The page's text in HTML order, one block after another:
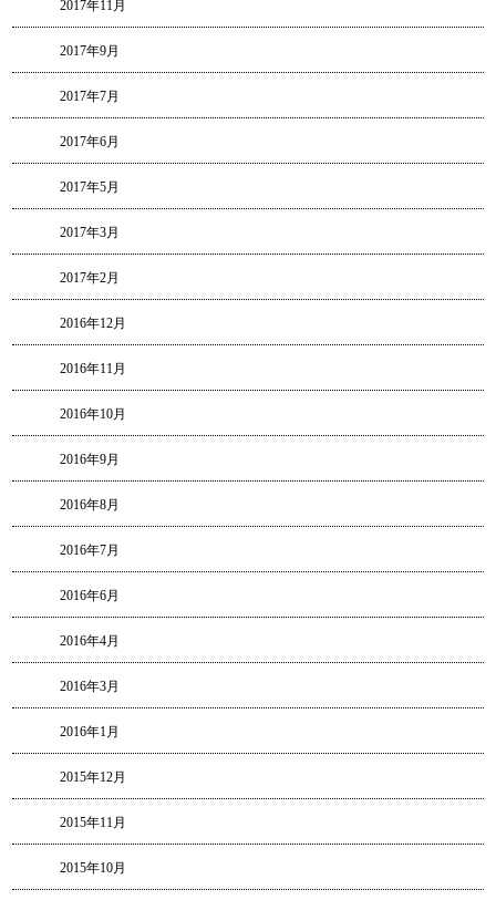
2017年11月
2017年9月
2017年7月
2017年6月
2017年5月
2017年3月
2017年2月
2016年12月
2016年11月
2016年10月
2016年9月
2016年8月
2016年7月
2016年6月
2016年4月
2016年3月
2016年1月
2015年12月
2015年11月
2015年10月